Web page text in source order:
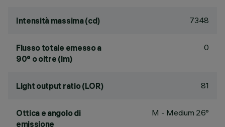
Intensità massima (cd) 7348
Flusso totale emesso a
90° o oltre (lm)
0
Light output ratio (LOR) 81
Ottica e angolo di
emissione
M - Medium 26°